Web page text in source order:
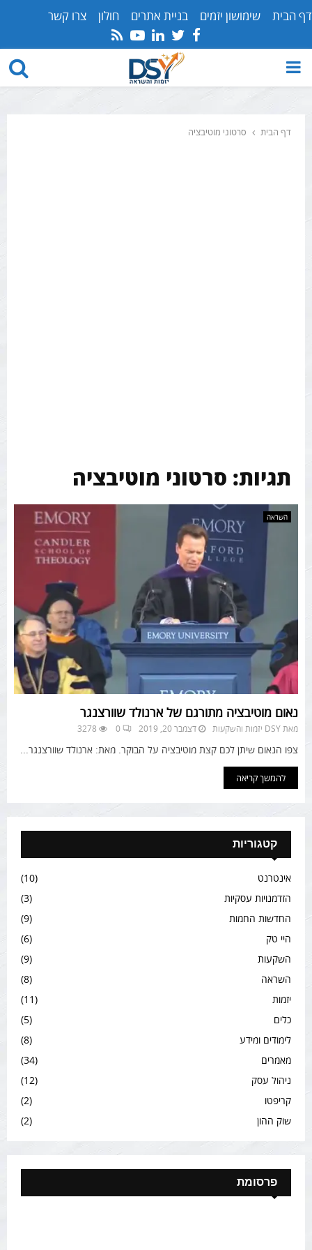
דף הבית שימושון יזמים בניית אתרים חולון צרו קשר
Facebook
Twitter
Linkedin
Youtube
Rss
PRIMARY
דף הבית סרטוני מוטיבציה
תגיות: סרטוני מוטיבציה
השראה
נאום מוטיבציה מתורגם של ארנולד שוורצנגר
מאתDSY יזמות והשקעות דצמבר 20, 2019 0
3278
צפו הנאום שיתן לכם קצת מוטיבציה על הבוקר. מאת: ארנולד שוורצנגר...
להמשך קריאה
קטגוריות
אינטרנט
(10)
הזדמנויות עסקיות
(3)
החדשות החמות
(9)
היי טק
(6)
השקעות
(9)
השראה
(8)
יזמות
(11)
כלים
(5)
לימודים ומידע
(8)
מאמרים
(34)
ניהול עסק
(12)
קריפטו
(2)
שוק ההון
(2)
פרסומת